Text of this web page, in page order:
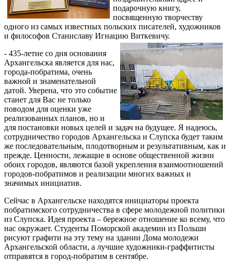
подарочную книгу,
посвященную творчеству
одного из самых известных польских писателей, художников
и философов Станиславу Игнацию Виткевичу.
- 435-летие со дня основания
Архангельска является для нас,
города-побратима, очень
важной и знаменательной
датой. Уверена, что это событие
станет для Вас не только
поводом для оценки уже
реализованных планов, но и
для постановки новых целей и задач на будущее. Я надеюсь,
сотрудничество городов Архангельска и Слупска будет таким
же последовательным, плодотворным и результативным, как и
прежде. Ценности, лежащие в основе общественной жизни
обоих городов, являются базой укрепления взаимоотношений
городов-побратимов и реализации многих важных и
значимых инициатив.
Сейчас в Архангельске находятся инициаторы проекта
побратимского сотрудничества в сфере молодежной политики
из Слупска. Идея проекта – бережное отношение ко всему, что
нас окружает. Студенты Поморской академии из Польши
рисуют графити на эту тему на здании Дома молодежи
Архангельской области, а лучшие художники-граффитисты
отправятся в город-побратим в сентябре.